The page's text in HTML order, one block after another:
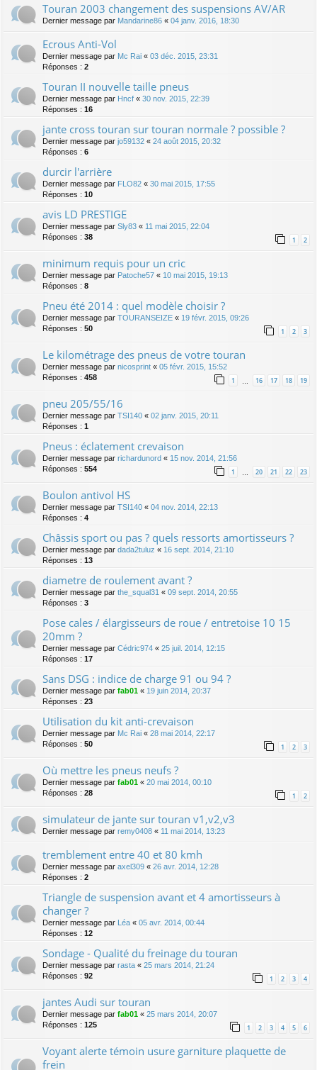
Touran 2003 changement des suspensions AV/AR
Dernier message par Mandarine86 « 04 janv. 2016, 18:30
Ecrous Anti-Vol
Dernier message par Mc Rai « 03 déc. 2015, 23:31
Réponses : 2
Touran II nouvelle taille pneus
Dernier message par Hncf « 30 nov. 2015, 22:39
Réponses : 16
jante cross touran sur touran normale ? possible ?
Dernier message par jo59132 « 24 août 2015, 20:32
Réponses : 6
durcir l'arrière
Dernier message par FLO82 « 30 mai 2015, 17:55
Réponses : 10
avis LD PRESTIGE
Dernier message par Sly83 « 11 mai 2015, 22:04
Réponses : 38 1 2
minimum requis pour un cric
Dernier message par Patoche57 « 10 mai 2015, 19:13
Réponses : 8
Pneu été 2014 : quel modèle choisir ?
Dernier message par TOURANSEIZE « 19 févr. 2015, 09:26
Réponses : 50 1 2 3
Le kilométrage des pneus de votre touran
Dernier message par nicosprint « 05 févr. 2015, 15:52
Réponses : 458 1 16 17 18 19
pneu 205/55/16
Dernier message par TSI140 « 02 janv. 2015, 20:11
Réponses : 1
Pneus : éclatement crevaison
Dernier message par richardunord « 15 nov. 2014, 21:56
Réponses : 554 1 20 21 22 23
Boulon antivol HS
Dernier message par TSI140 « 04 nov. 2014, 22:13
Réponses : 4
Châssis sport ou pas ? quels ressorts amortisseurs ?
Dernier message par dada2tuluz « 16 sept. 2014, 21:10
Réponses : 13
diametre de roulement avant ?
Dernier message par the_squal31 « 09 sept. 2014, 20:55
Réponses : 3
Pose cales / élargisseurs de roue / entretoise 10 15
20mm ?
Dernier message par Cédric974 « 25 juil. 2014, 12:15
Réponses : 17
Sans DSG : indice de charge 91 ou 94 ?
Dernier message par fab01 « 19 juin 2014, 20:37
Réponses : 23
Utilisation du kit anti-crevaison
Dernier message par Mc Rai « 28 mai 2014, 22:17
Réponses : 50 1 2 3
Où mettre les pneus neufs ?
Dernier message par fab01 « 20 mai 2014, 00:10
Réponses : 28 1 2
simulateur de jante sur touran v1,v2,v3
Dernier message par remy0408 « 11 mai 2014, 13:23
tremblement entre 40 et 80 kmh
Dernier message par axel309 « 26 avr. 2014, 12:28
Réponses : 2
Triangle de suspension avant et 4 amortisseurs à
changer ?
Dernier message par Léa « 05 avr. 2014, 00:44
Réponses : 12
Sondage - Qualité du freinage du touran
Dernier message par rasta « 25 mars 2014, 21:24
Réponses : 92 1 2 3 4
jantes Audi sur touran
Dernier message par fab01 « 25 mars 2014, 20:07
Réponses : 125 1 2 3 4 5 6
Voyant alerte témoin usure garniture plaquette de
frein